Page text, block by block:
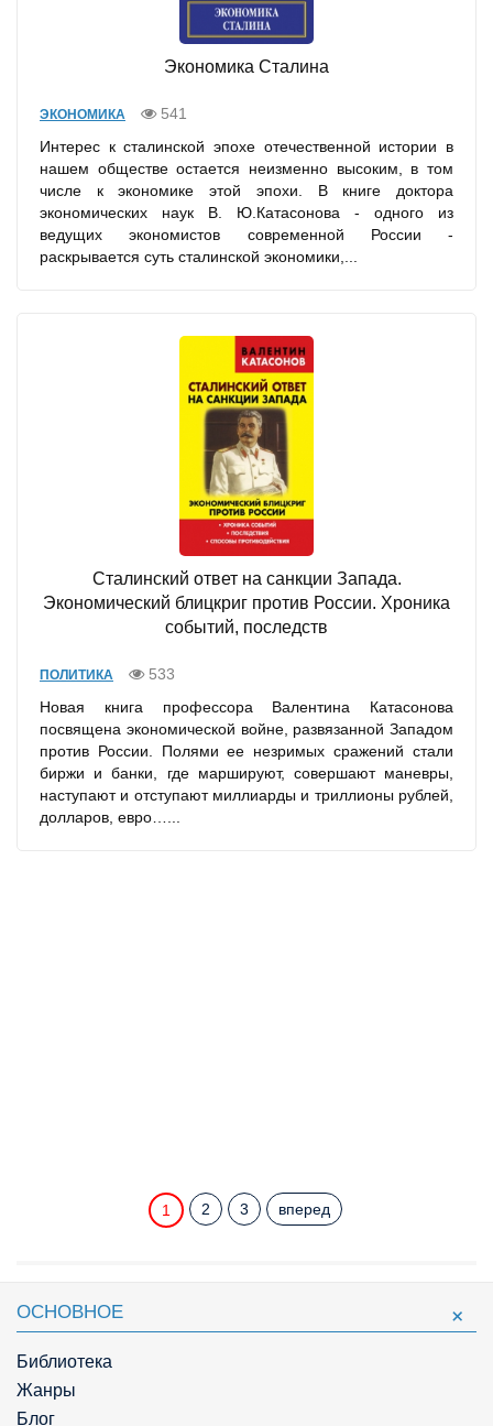
Экономика Сталина
ЭКОНОМИКА
541
Интерес к сталинской эпохе отечественной истории в
нашем обществе остается неизменно высоким, в том
числе к экономике этой эпохи. В книге доктора
экономических наук В. Ю.Катасонова - одного из
ведущих экономистов современной России -
раскрывается суть сталинской экономики,...
Сталинский ответ на санкции Запада.
Экономический блицкриг против России. Хроника
событий, последств
ПОЛИТИКА
533
Новая книга профессора Валентина Катасонова
посвящена экономической войне, развязанной Западом
против России. Полями ее незримых сражений стали
биржи и банки, где маршируют, совершают маневры,
наступают и отступают миллиарды и триллионы рублей,
долларов, евро…...
1 2 3 вперед
ОСНОВНОЕ
Библиотека
Жанры
Блог